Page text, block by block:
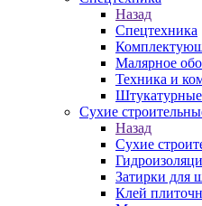
Назад
Спецтехника
Малярное
Техника и
Сухие
Назад
Сухие
Затирки для
Клей